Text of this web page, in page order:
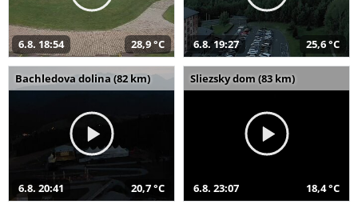
6.8. 18:54 28,9 °C 6.8. 19:27 25,6 °C
Bachledova dolina (82 km)
6.8. 20:41 20,7 °C
Sliezsky dom (83 km)
6.8. 23:07 18,4 °C